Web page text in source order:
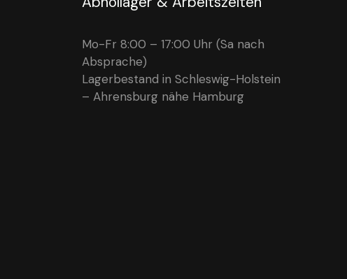
Mo-Fr 8:00 – 17:00 Uhr (Sa nach
Absprache)
Lagerbestand in Schleswig-Holstein
– Ahrensburg nähe Hamburg